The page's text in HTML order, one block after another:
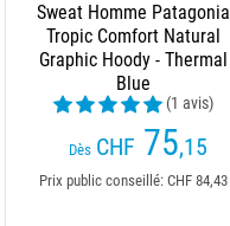
Sweat Homme Patagonia
Tropic Comfort Natural
Graphic Hoody - Thermal
Blue
(1 avis)
Dès CHF 75,15
Prix public conseillé: CHF 84,43